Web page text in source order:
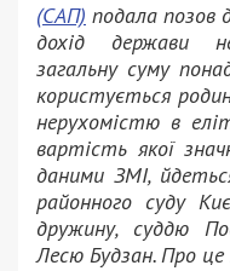
(САП) подала позов
дохід держави
загальну суму
користується
нерухомістю в
вартість якої
даними ЗМІ,
районного суду
дружину, суддю
Лесю Будзан. Про це